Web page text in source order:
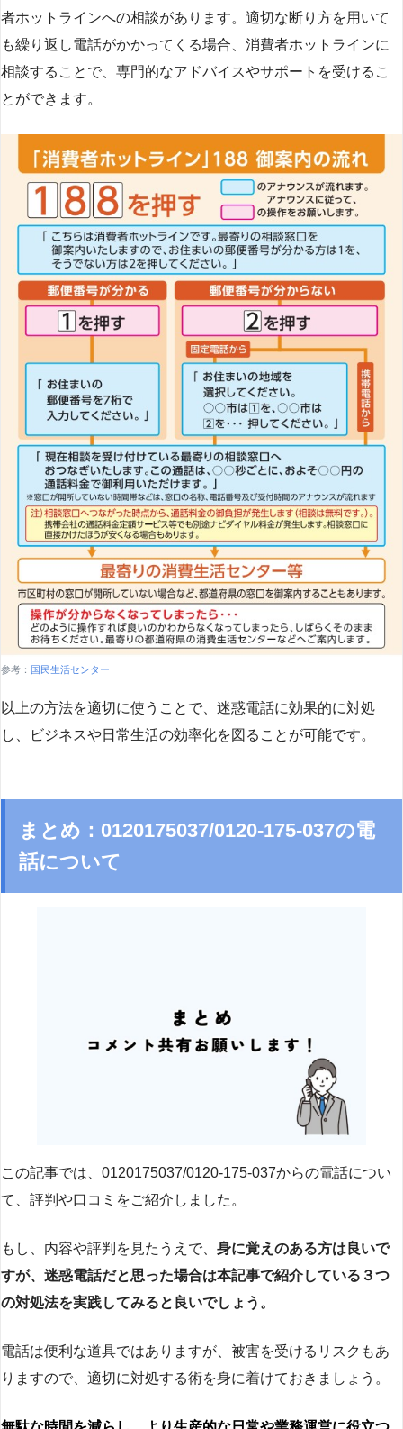
者ホットラインへの相談があります。適切な断り方を用いて
も繰り返し電話がかかってくる場合、消費者ホットラインに
相談することで、専門的なアドバイスやサポートを受けるこ
とができます​​。
参考： 国民生活センター
以上の方法を適切に使うことで、迷惑電話に効果的に対処
し、ビジネスや日常生活の効率化を図ることが可能です。
まとめ：0120175037/0120-175-037の電
話について
この記事では、0120175037/0120-175-037からの電話につい
て、評判や口コミをご紹介しました。
もし、内容や評判を見たうえで、 身に覚えのある方は良いで
すが、迷惑電話だと思った場合は本記事で紹介している３つ
の対処法を実践してみると良いでしょう。
電話は便利な道具ではありますが、被害を受けるリスクもあ
りますので、適切に対処する術を身に着けておきましょう。